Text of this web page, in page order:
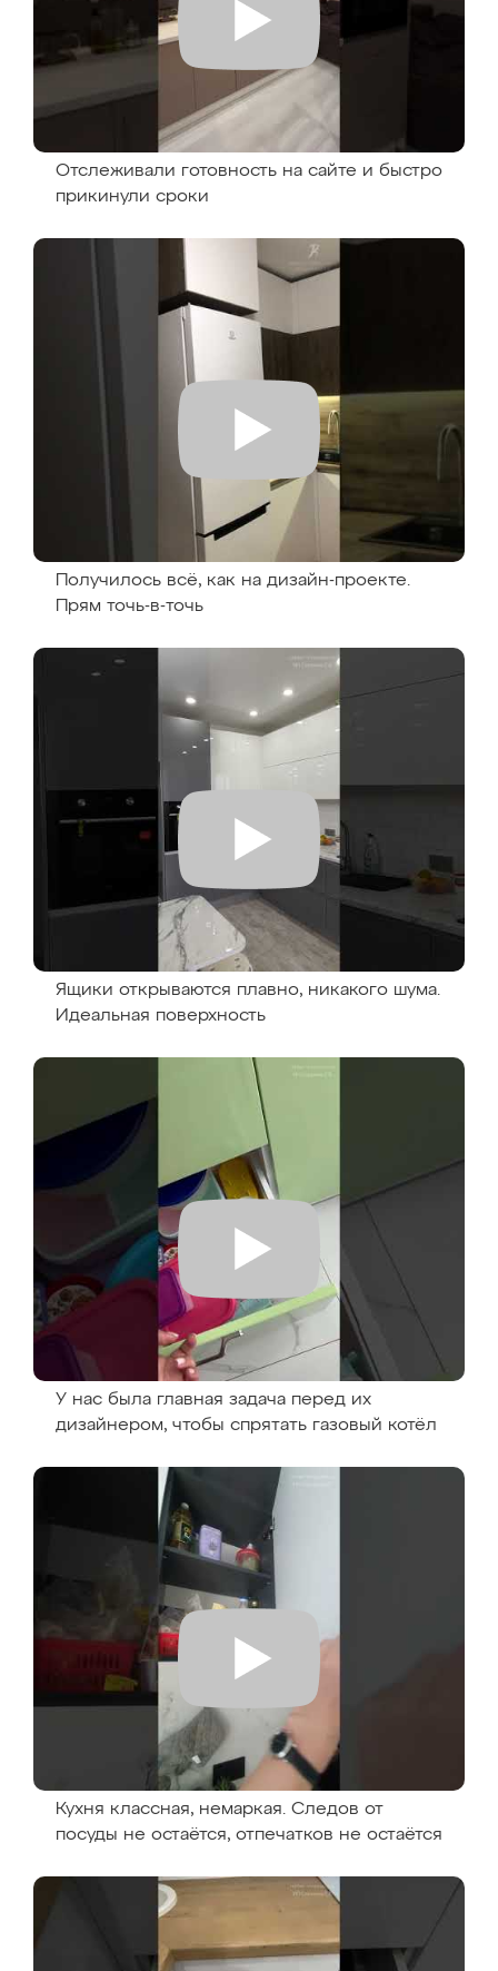
Отслеживали готовность на сайте и быстро
прикинули сроки
Получилось всё, как на дизайн-проекте.
Прям точь-в-точь
Ящики открываются плавно, никакого шума.
Идеальная поверхность
У нас была главная задача перед их
дизайнером, чтобы спрятать газовый котёл
Кухня классная, немаркая. Следов от
посуды не остаётся, отпечатков не остаётся